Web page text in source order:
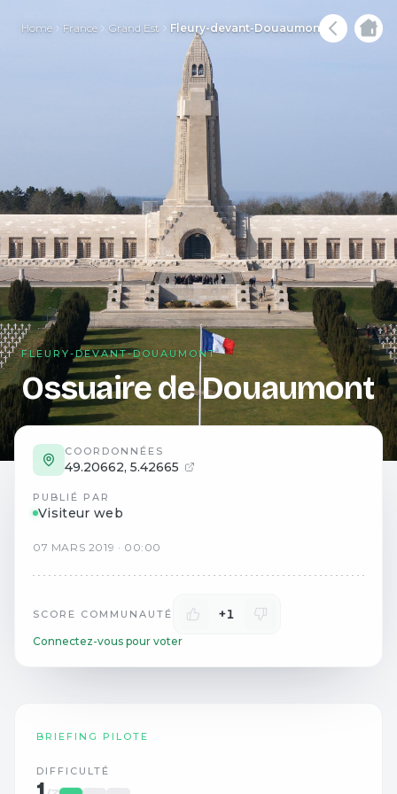
Home France Grand Est Fleury-devant-Douaumont
FLEURY-DEVANT-DOUAUMONT
Ossuaire de Douaumont
COORDONNÉES
49.20662, 5.42665
PUBLIÉ PAR
Visiteur web
07 MARS 2019 · 00:00
SCORE COMMUNAUTÉ +1
Connectez-vous pour voter
BRIEFING PILOTE
DIFFICULTÉ